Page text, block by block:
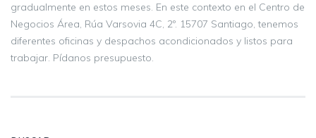
gradualmente en estos meses. En este contexto en el Centro de
Negocios Área, Rúa Varsovia 4C, 2º. 15707 Santiago, tenemos
diferentes oficinas y despachos acondicionados y listos para
trabajar. Pídanos presupuesto.